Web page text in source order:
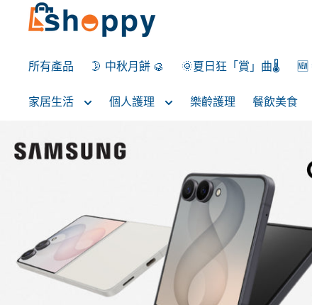
所有產品 🌛 中秋月餅 🥮 🌞夏日狂「賞」曲🌡️ 🆕
家居生活 個人護理 樂齡護理 餐飲美食